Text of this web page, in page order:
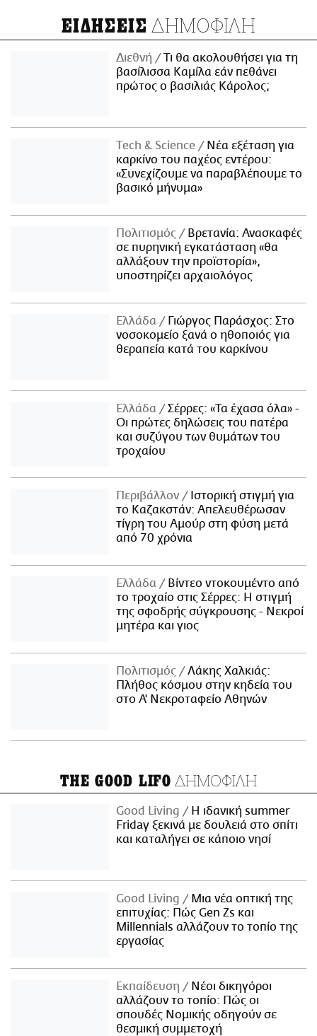
ΕΙΔΗΣΕΙΣ ΔΗΜΟΦΙΛΗ
Διεθνή
Τι θα ακολουθήσει για τη
βασίλισσα Καμίλα εάν πεθάνει
πρώτος ο βασιλιάς Κάρολος;
Τech & Science
Νέα εξέταση για
καρκίνο του παχέος εντέρου:
«Συνεχίζουμε να παραβλέπουμε το
βασικό μήνυμα»
Πολιτισμός
Βρετανία: Ανασκαφές
σε πυρηνική εγκατάσταση «θα
αλλάξουν την προϊστορία»,
υποστηρίζει αρχαιολόγος
Ελλάδα
Γιώργος Παράσχος: Στο
νοσοκομείο ξανά ο ηθοποιός για
θεραπεία κατά του καρκίνου
Ελλάδα
Σέρρες: «Τα έχασα όλα» -
Οι πρώτες δηλώσεις του πατέρα
και συζύγου των θυμάτων του
τροχαίου
Περιβάλλον
Ιστορική στιγμή για
το Καζακστάν: Απελευθέρωσαν
τίγρη του Αμούρ στη φύση μετά
από 70 χρόνια
Ελλάδα
Βίντεο ντοκουμέντο από
το τροχαίο στις Σέρρες: Η στιγμή
της σφοδρής σύγκρουσης - Νεκροί
μητέρα και γιος
Πολιτισμός
Λάκης Χαλκιάς:
Πλήθος κόσμου στην κηδεία του
στο Α' Νεκροταφείο Αθηνών
THE GOOD LIFO ΔΗΜΟΦΙΛΗ
Good Living
Η ιδανική summer
Friday ξεκινά με δουλειά στο σπίτι
και καταλήγει σε κάποιο νησί
Good Living
Μια νέα οπτική της
επιτυχίας: Πώς Gen Zs και
Millennials αλλάζουν το τοπίο της
εργασίας
Εκπαίδευση
Νέοι δικηγόροι
αλλάζουν το τοπίο: Πώς οι
σπουδές Νομικής οδηγούν σε
θεσμική συμμετοχή